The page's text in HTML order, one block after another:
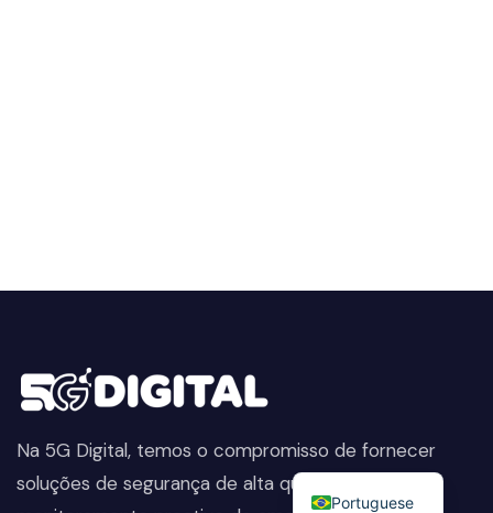
Na 5G Digital, temos o compromisso de fornecer
soluções de segurança de alta qualidade. Do
Portuguese